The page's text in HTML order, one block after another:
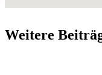
Weitere